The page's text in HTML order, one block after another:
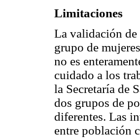
Limitaciones
La validación de
grupo de
no es
cuidado a los
la Secretaría de
dos grupos de
diferentes. Las
entre población